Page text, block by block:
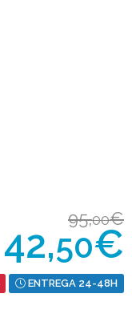
95,00€
42,50€
ENTREGA 24-48H